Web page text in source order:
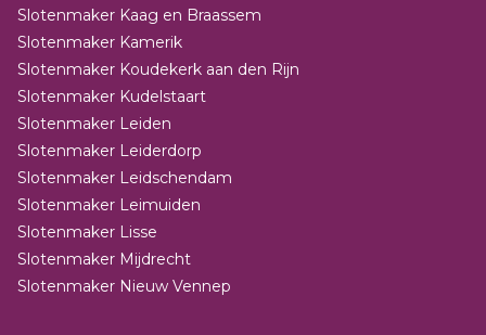
Slotenmaker Kaag en Braassem
Slotenmaker Kamerik
Slotenmaker Koudekerk aan den Rijn
Slotenmaker Kudelstaart
Slotenmaker Leiden
Slotenmaker Leiderdorp
Slotenmaker Leidschendam
Slotenmaker Leimuiden
Slotenmaker Lisse
Slotenmaker Mijdrecht
Slotenmaker Nieuw Vennep